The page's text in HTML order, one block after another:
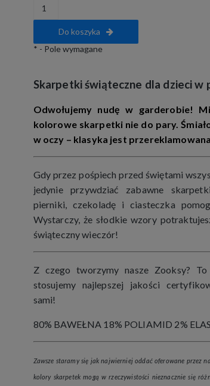
Do koszyka
* - Pole wymagane
Skarpetki świąteczne dla dzieci w
Odwołujemy nudę w garderobie!
kolorowe skarpetki nie do pary.
w oczy – klasyka jest
Gdy przez pośpiech przed świętami
jedynie przywdziać zabawne
pierniki, czekoladę i ciasteczka
Wystarczy, że słodkie wzory
świąteczny wieczór!
Z czego tworzymy nasze Zooksy? To
stosujemy najlepszej jakości
sami!
80% BAWEŁNA 18% POLIAMID 2%
Zawsze staramy się jak najwierniej oddać oferowane przez
kolory skarpetek mogą w rzeczywistości nieznacznie się